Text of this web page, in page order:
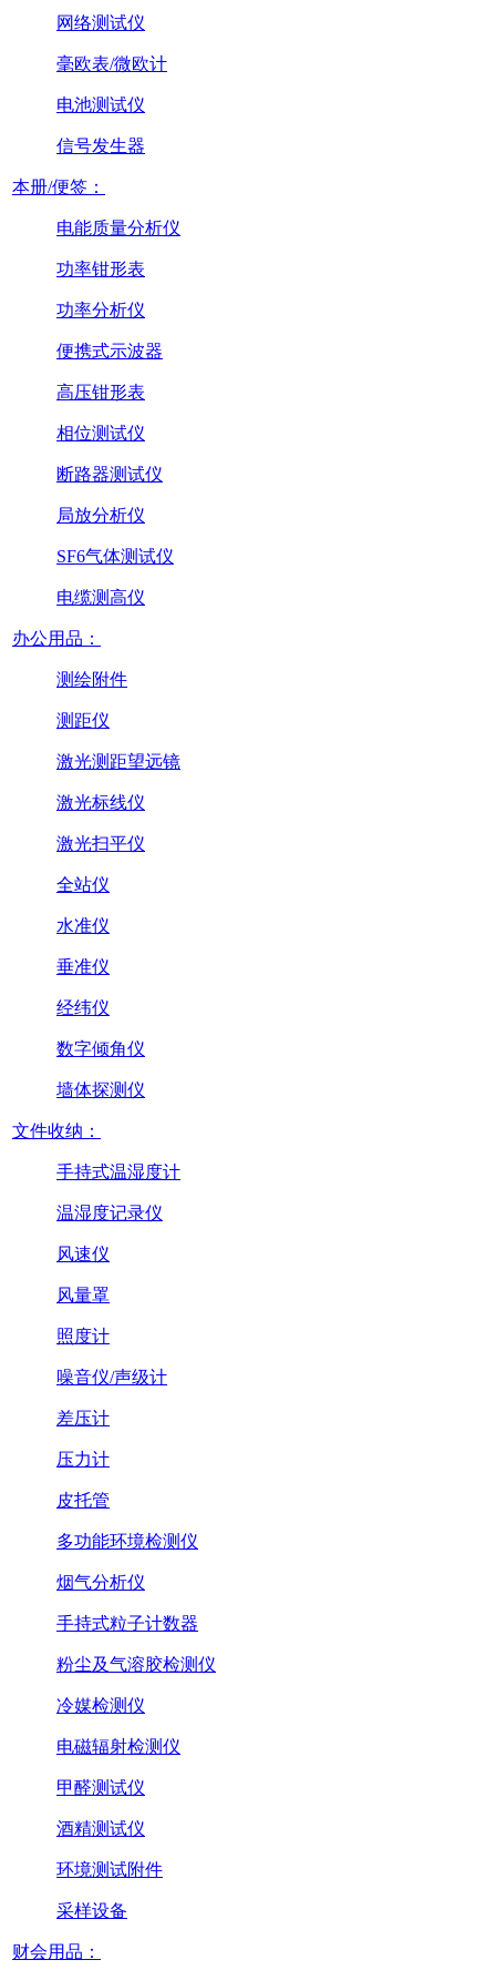
网络测试仪
毫欧表/微欧计
电池测试仪
信号发生器
本册/便签：
电能质量分析仪
功率钳形表
功率分析仪
便携式示波器
高压钳形表
相位测试仪
断路器测试仪
局放分析仪
SF6气体测试仪
电缆测高仪
办公用品：
测绘附件
测距仪
激光测距望远镜
激光标线仪
激光扫平仪
全站仪
水准仪
垂准仪
经纬仪
数字倾角仪
墙体探测仪
文件收纳：
手持式温湿度计
温湿度记录仪
风速仪
风量罩
照度计
噪音仪/声级计
差压计
压力计
皮托管
多功能环境检测仪
烟气分析仪
手持式粒子计数器
粉尘及气溶胶检测仪
冷媒检测仪
电磁辐射检测仪
甲醛测试仪
酒精测试仪
环境测试附件
采样设备
财会用品：